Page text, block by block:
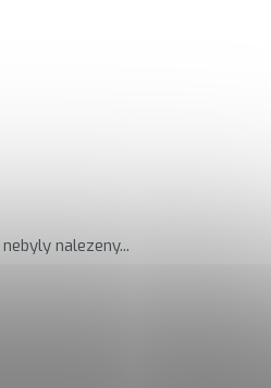
nebyly nalezeny...